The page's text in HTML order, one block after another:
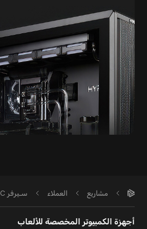
مشاريع العملاء سـيرفر HPC هجين بمساحة 120 تيـرابـايت | كيس HYPERPC AMPERE
أجهزة الكمبيوتر المخصصة للألعاب